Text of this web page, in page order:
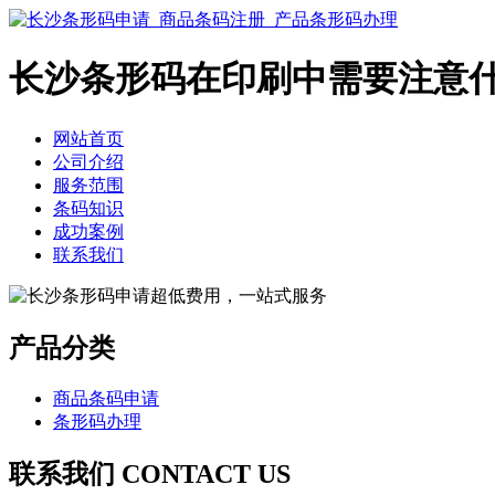
长沙条形码在印刷中需要注意
网站首页
公司介绍
服务范围
条码知识
成功案例
联系我们
产品分类
商品条码申请
条形码办理
联系我们 CONTACT US